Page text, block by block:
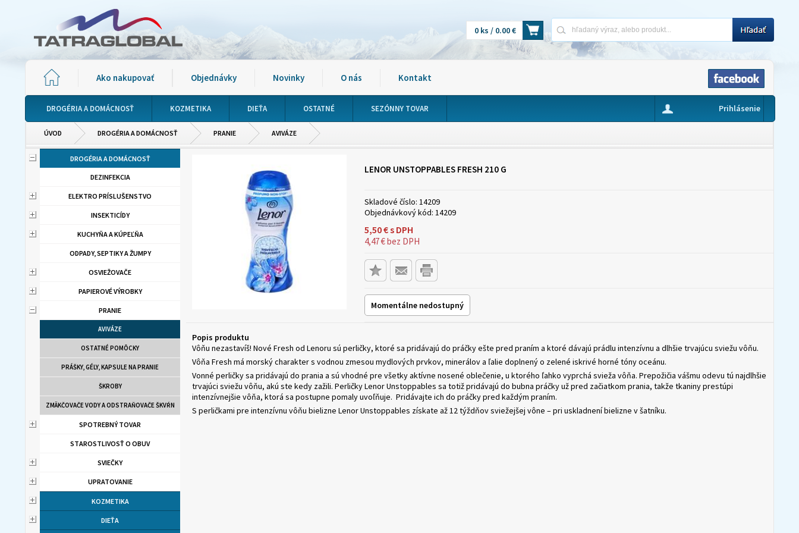
0 ks / 0.00 €
Ako nakupovať Objednávky Novinky O nás Kontakt
DROGÉRIA A DOMÁCNOSŤ KOZMETIKA DIEŤA OSTATNÉ SEZÓNNY TOVAR Prihlásenie
ÚVOD DROGÉRIA A DOMÁCNOSŤ PRANIE AVIVÁZE
DROGÉRIA A DOMÁCNOSŤ
DEZINFEKCIA
ELEKTRO PRÍSLUŠENSTVO
INSEKTICÍDY
KUCHYŇA A KÚPEĽŇA
ODPADY, SEPTIKY A ŽUMPY
OSVIEŽOVAČE
PAPIEROVÉ VÝROBKY
PRANIE
AVIVÁZE
OSTATNÉ POMÔCKY
PRÁŠKY, GÉLY, KAPSULE NA PRANIE
ŠKROBY
ZMÄKČOVAČE VODY A ODSTRAŇOVAČE ŠKVŔN
SPOTREBNÝ TOVAR
STAROSTLIVOSŤ O OBUV
SVIEČKY
UPRATOVANIE
KOZMETIKA
DIEŤA
LENOR UNSTOPPABLES FRESH 210 G
Skladové číslo: 14209
Objednávkový kód: 14209
5,50€s DPH
4,47€bez DPH
Momentálne nedostupný
Popis produktu
Vôňu nezastavíš! Nové Fresh od Lenoru sú perličky, ktoré sa pridávajú do práčky ešte pred praním a ktoré dávajú prádlu intenzívnu a dlhšie trvajúcu sviežu vôňu.
Vôňa Fresh má morský charakter s vodnou zmesou mydlových prvkov, minerálov a ľalie doplnený o zelené iskrivé horné tóny oceánu.
Vonné perličky sa pridávajú do prania a sú vhodné pre všetky aktívne nosené oblečenie, u ktorého ľahko vyprchá svieža vôňa. Prepožičia vášmu odevu tú najdlhšie
trvajúci sviežu vôňu, akú ste kedy zažili. Perličky Lenor Unstoppables sa totiž pridávajú do bubna práčky už pred začiatkom prania, takže tkaniny prestúpi
intenzívnejšie vôňa, ktorá sa postupne pomaly uvoľňuje. Pridávajte ich do práčky pred každým praním.
S perličkami pre intenzívnu vôňu bielizne Lenor Unstoppables získate až 12 týždňov sviežejšej vône – pri uskladnení bielizne v šatníku.